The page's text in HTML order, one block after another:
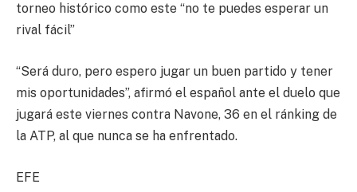
torneo histórico como este “no te puedes esperar un
rival fácil”
“Será duro, pero espero jugar un buen partido y tener
mis oportunidades”, afirmó el español ante el duelo que
jugará este viernes contra Navone, 36 en el ránking de
la ATP, al que nunca se ha enfrentado.
EFE